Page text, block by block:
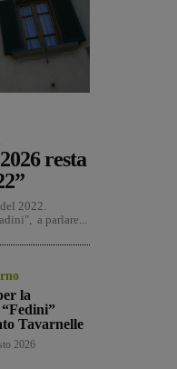
resta
2022.
a parlare...
la
“Fedini”
Tavarnelle
2026